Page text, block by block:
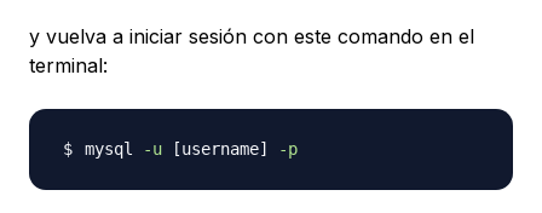
y vuelva a iniciar sesión con este comando en el
terminal:
mysql -u [username] -p